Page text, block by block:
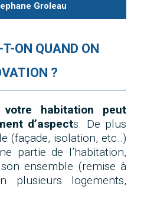
Groleau
ON QUAND ON
?
habitation peut
d’aspects. De plus
(façade, isolation, etc..)
partie de l’habitation,
ensemble (remise à
plusieurs logements,